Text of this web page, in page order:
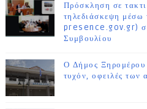
Πρόσκληση σε
τηλεδιάσκεψη μέσω
presence.gov.gr)
Συμβουλίου
Ο Δήμος Ξηρομέρου
τυχόν, οφειλές των